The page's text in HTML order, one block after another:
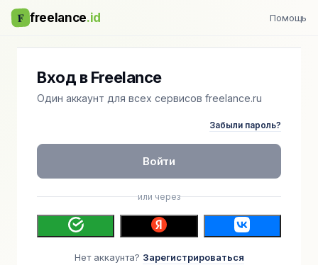
F freelance.id Помощь
Вход в Freelance
Один аккаунт для всех сервисов freelance.ru
Забыли пароль?
Войти
или через
Нет аккаунта? Зарегистрироваться